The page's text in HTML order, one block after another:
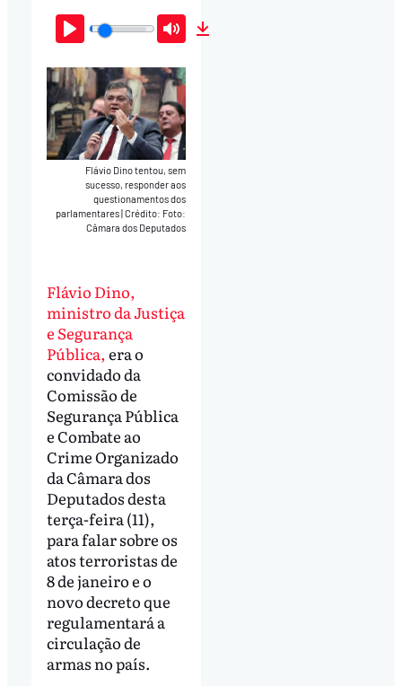
Play Mute
Flávio Dino tentou, sem
sucesso, responder aos
questionamentos dos
parlamentares Crédito: Foto:
Câmara dos Deputados
Flávio Dino,
ministro da Justiça
e Segurança
Pública, era o
convidado da
Comissão de
Segurança Pública
e Combate ao
Crime Organizado
da Câmara dos
Deputados desta
terça-feira (11),
para falar sobre os
atos terroristas de
8 de janeiro e o
novo decreto que
regulamentará a
circulação de
armas no país.